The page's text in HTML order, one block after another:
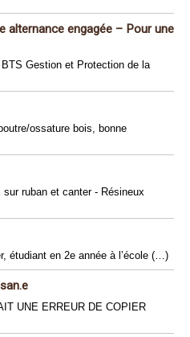
alternance engagée – Pour une
Gestion et Protection de la
ossature bois, bonne
ruban et canter - Résineux
étudiant en 2e année à l’école (…)
UNE ERREUR DE COPIER